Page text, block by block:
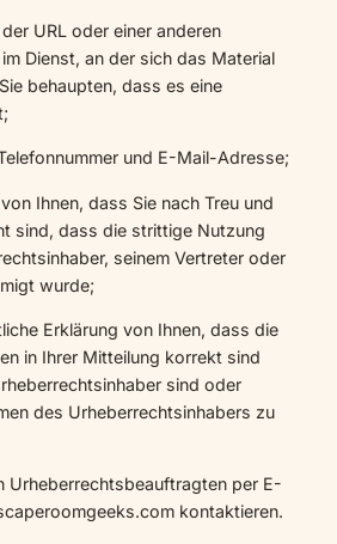
URL oder einer anderen
Dienst, an der sich das Material
behaupten, dass es eine
und E-Mail-Adresse;
Ihnen, dass Sie nach Treu und
sind, dass die strittige Nutzung
seinem Vertreter oder
wurde;
Erklärung von Ihnen, dass die
in Ihrer Mitteilung korrekt sind
sind oder
des Urheberrechtsinhabers zu
Urheberrechtsbeauftragten per E-
kontaktieren.